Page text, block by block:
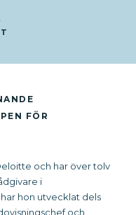
FÖR
och har över tolv
i
hon utvecklat dels
och